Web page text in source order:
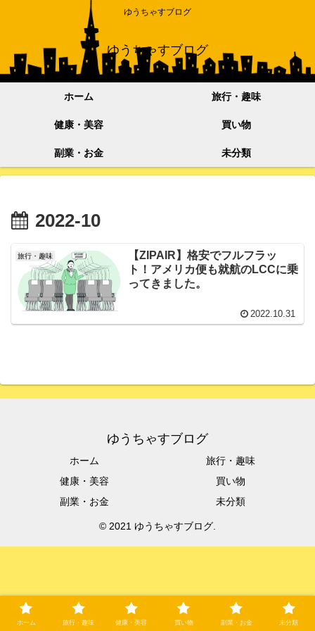
ゆうちゃすブログ
ゆうちゃすブログ
ホーム 旅行・趣味
健康・美容 買い物
副業・お金 未分類
2022-10
旅行・趣味
【ZIPAIR】格安でフルフラッ
ト！アメリカ便も就航のLCCに乗
ってきました。
2022.10.31
ゆうちゃすブログ
ホーム
旅行・趣味
健康・美容
買い物
副業・お金
未分類
© 2021 ゆうちゃすブログ.
ホーム 旅行・趣味 健康・美容 買い物 副業・お金 未分類